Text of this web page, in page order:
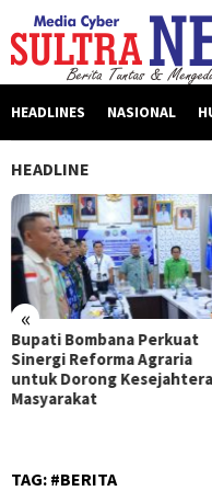
konten
HEADLINES NASIONAL
HEADLINE
«
Bupati Bombana Perkuat
Sinergi Reforma Agraria
untuk Dorong
Masyarakat
TAG: #BERITA